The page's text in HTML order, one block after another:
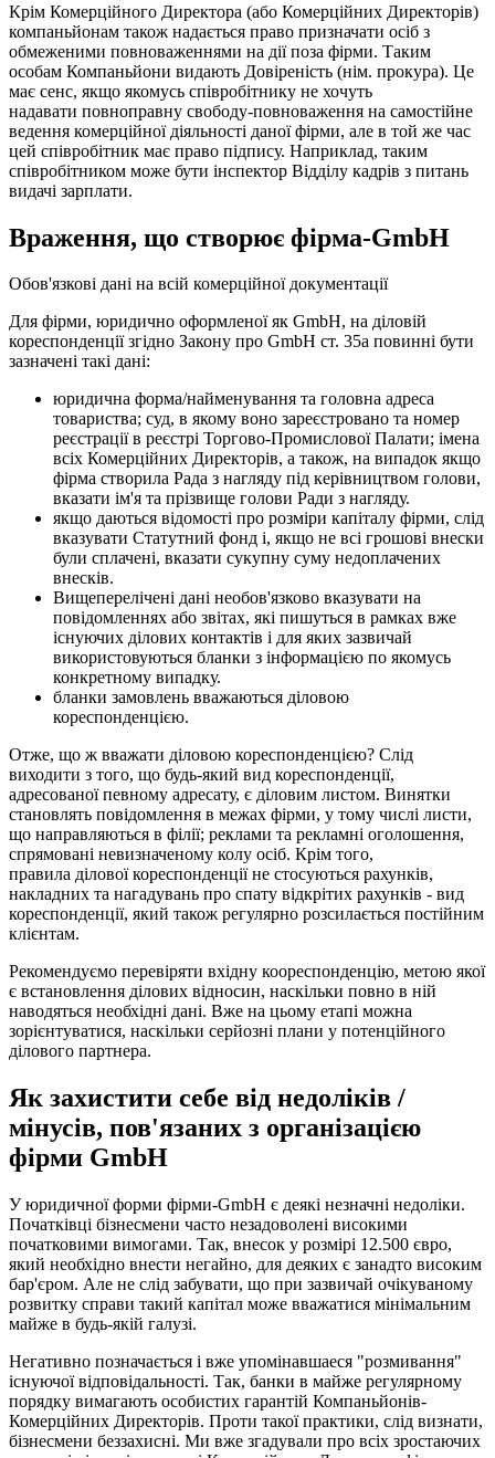
Крім Комерційного Директора (або Комерційних Директорів)
компаньйонам також надається право призначати осіб з
обмеженими повноваженнями на дії поза фірми. Таким
особам Компаньйони видають Довіреність (нім. прокура). Це
має сенс, якщо якомусь співробітнику не хочуть
надавати повноправну свободу-повноваження на самостійне
ведення комерційної діяльності даної фірми, але в той же час
цей співробітник має право підпису. Наприклад, таким
співробітником може бути інспектор Відділу кадрів з питань
видачі зарплати.
Враження, що створює фірма-GmbH
Обов'язкові дані на всій комерційної документації
Для фірми, юридично оформленої як GmbH, на діловій
кореспонденції згідно Закону про GmbH ст. 35а повинні бути
зазначені такі дані:
юридична форма/найменування та головна адреса
товариства; суд, в якому воно зареєстровано та номер
реєстрації в реєстрі Торгово-Промислової Палати; імена
всіх Комерційних Директорів, а також, на випадок якщо
фірма створила Рада з нагляду під керівництвом голови,
вказати ім'я та прізвище голови Ради з нагляду.
якщо даються відомості про розміри капіталу фірми, слід
вказувати Статутний фонд і, якщо не всі грошові внески
були сплачені, вказати сукупну суму недоплачених
внесків.
Вищеперелічені дані необов'язково вказувати на
повідомленнях або звітах, які пишуться в рамках вже
існуючих ділових контактів і для яких зазвичай
використовуються бланки з інформацією по якомусь
конкретному випадку.
бланки замовлень вважаються діловою
кореспонденцією.
Отже, що ж вважати діловою кореспонденцією? Слід
виходити з того, що будь-який вид кореспонденції,
адресованої певному адресату, є діловим листом. Винятки
становлять повідомлення в межах фірми, у тому числі листи,
що направляються в філії; реклами та рекламні оголошення,
спрямовані невизначеному колу осіб. Крім того,
правила ділової кореспонденції не стосуються рахунків,
накладних та нагадувань про спату відкрітих рахунків - вид
кореспонденції, який також регулярно розсилається постійним
клієнтам.
Рекомендуємо перевіряти вхідну коореспонденцію, метою якої
є встановлення ділових відносин, наскільки повно в ній
наводяться необхідні дані. Вже на цьому етапі можна
зорієнтуватися, наскільки серйозні плани у потенційного
ділового партнера.
Як захистити себе від недоліків /
мінусів, пов'язаних з організацією
фірми GmbH
У юридичної форми фірми-GmbH є деякі незначні недоліки.
Початківці бізнесмени часто незадоволені високими
початковими вимогами. Так, внесок у розмірі 12.500 євро,
який необхідно внести негайно, для деяких є занадто високим
бар'єром. Але не слід забувати, що при зазвичай очікуваному
розвитку справи такий капітал може вважатися мінімальним
майже в будь-якій галузі.
Негативно позначається і вже упомінавшаеся "розмивання"
існуючої відповідальності. Так, банки в майже регулярному
порядку вимагають особистих гарантій Компаньйонів-
Комерційних Директорів. Проти такої практики, слід визнати,
бізнесмени беззахисні. Ми вже згадували про всіх зростаючих